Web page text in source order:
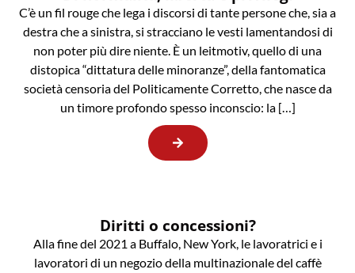
C’è un fil rouge che lega i discorsi di tante persone che, sia a
destra che a sinistra, si stracciano le vesti lamentandosi di
non poter più dire niente. È un leitmotiv, quello di una
distopica “dittatura delle minoranze”, della fantomatica
società censoria del Politicamente Corretto, che nasce da
un timore profondo spesso inconscio: la […]
Diritti o concessioni?
Alla fine del 2021 a Buffalo, New York, le lavoratrici e i
lavoratori di un negozio della multinazionale del caffè